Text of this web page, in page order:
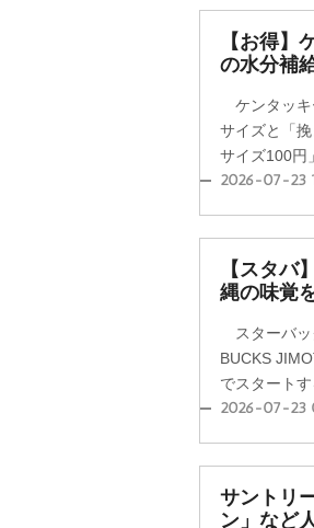
【お得
の水分補
ケンタッキ
サイズと「
サイズ100円
2026-07-23
【スタ
縄の味覚
スターバッ
BUCKS
でスタート
2026-07-23
サントリ
ン」など